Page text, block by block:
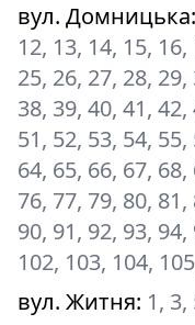
вул. Домницька:
12, 13, 14, 15,
25, 26, 27, 28,
38, 39, 40, 41,
51, 52, 53, 54,
64, 65, 66, 67,
76, 77, 79, 80,
90, 91, 92, 93,
102, 103, 104,
вул. Житня: 1, 3,